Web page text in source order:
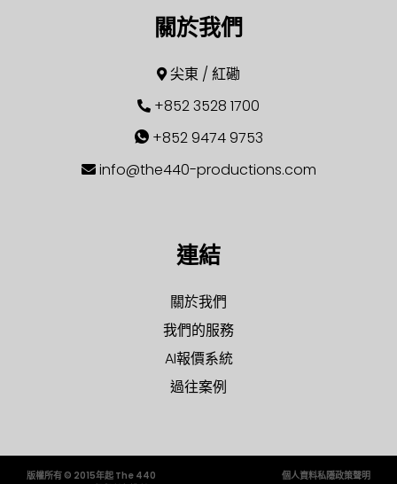
關於我們
尖東 / 紅磡
+852 3528 1700
+852 9474 9753
info@the440-productions.com
連結
關於我們
我們的服務
AI報價系統
過往案例
版權所有 © 2015年起 The 440
個人資料私隱政策聲明